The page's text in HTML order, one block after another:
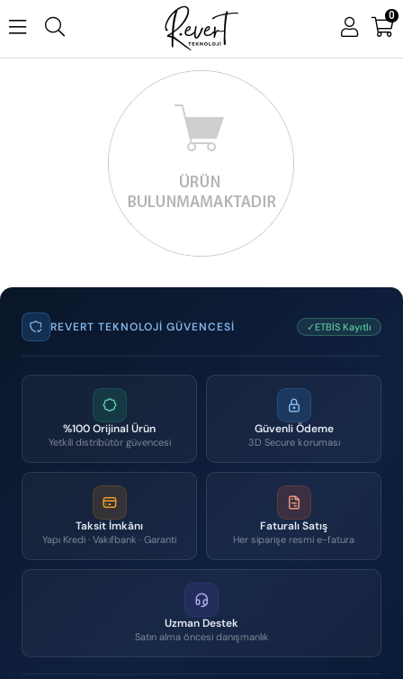
0
REVERT TEKNOLOJI GÜVENCESI ✓ETBİS Kayıtlı
%100 Orijinal Ürün
Yetkili distribütör güvencesi
Güvenli Ödeme
3D Secure koruması
Taksit İmkânı
Yapı Kredi · Vakıfbank · Garanti
Faturalı Satış
Her siparişe resmi e-fatura
Uzman Destek
Satın alma öncesi danışmanlık